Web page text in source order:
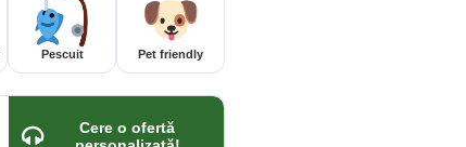
Pescuit Pet friendly
Cere o ofertă